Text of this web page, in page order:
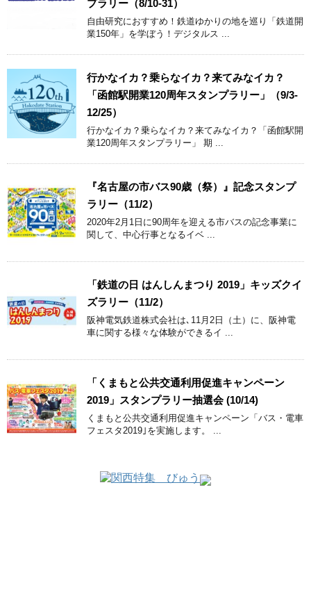
プラリー（8/10-31）
自由研究におすすめ！鉄道ゆかりの地を巡り「鉄道開
業150年」を学ぼう！デジタルス ...
行かなイカ？乗らなイカ？来てみなイカ？
「函館駅開業120周年スタンプラリー」（9/3-
12/25）
行かなイカ？乗らなイカ？来てみなイカ？「函館駅開
業120周年スタンプラリー」 期 ...
『名古屋の市バス90歳（祭）』記念スタンプ
ラリー（11/2）
2020年2月1日に90周年を迎える市バスの記念事業に
関して、中心行事となるイベ ...
「鉄道の日 はんしんまつり 2019」キッズクイ
ズラリー（11/2）
阪神電気鉄道株式会社は､11月2日（土）に、阪神電
車に関する様々な体験ができるイ ...
「くまもと公共交通利用促進キャンペーン
2019」スタンプラリー抽選会 (10/14)
くまもと公共交通利用促進キャンペーン「バス・電車
フェスタ2019｣を実施します。 ...